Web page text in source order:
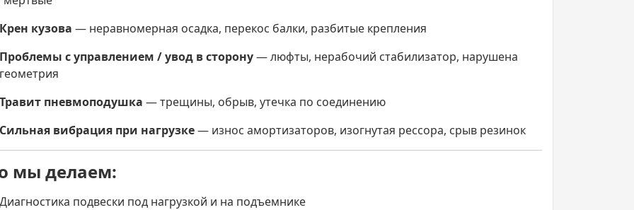
Крен кузова — неравномерная осадка, перекос балки, разбитые крепления
Проблемы с управлением / увод в сторону— люфты, нерабочий стабилизатор, нарушена
геометрия
Травит пневмоподушка — трещины, обрыв, утечка по соединению
Сильная вибрация при нагрузке— износ амортизаторов, изогнутая рессора, срыв резинок
мы делаем:
Диагностика подвески под нагрузкой и на подъемнике